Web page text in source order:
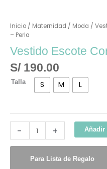
Inicio/ Maternidad / Moda /
– Perla
Vestido Escote
S/190.00
Talla S M L
-
-
Rib
Perla
cantidad
+ Añadir
Para Lista de Regalo